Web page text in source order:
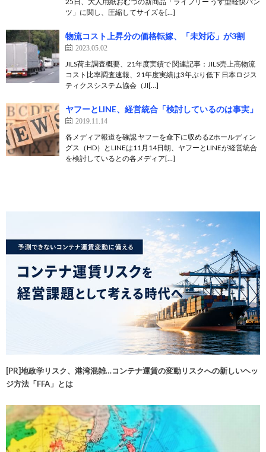
ツ」に関し、圧縮してサイズを[…]
物流コスト上昇分の価格転嫁、「未対応」が3割
2023.05.02
JILS荷主調査概要、21年度実績で 関連記事：JILS売上高物流
コスト比率調査速報、21年度実績は3年ぶり低下 日本ロジス
ティクスシステム協会（JI[…]
ヤフーとLINE、経営統合「検討しているのは事実」
2019.11.14
各メディア報道を確認 ヤフーを傘下に収めるZホールディン
グス（HD）とLINEは11月14日朝、ヤフーとLINEが経営統合
を検討しているとの各メディア[…]
[PR]地政学リスク、港湾混雑…コンテナ運賃の変動リスクへの新しいヘッ
ジ方法「FFA」とは